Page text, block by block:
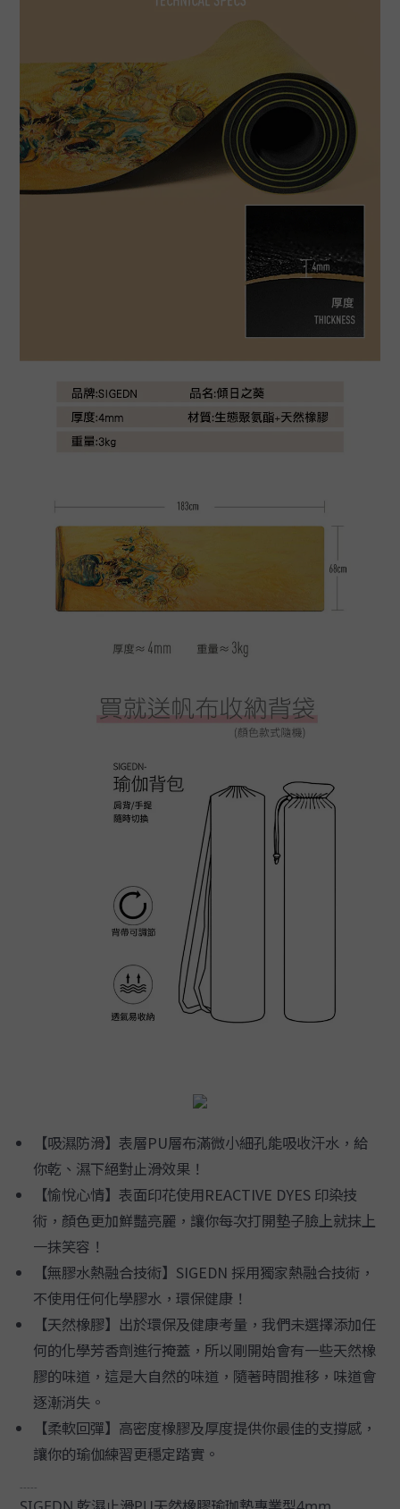
【吸濕防滑】表層PU層布滿微小細孔能吸收汗水，給
你乾、濕下絕對止滑效果！
【愉悅心情】表面印花使用REACTIVE DYES 印染技
術，顏色更加鮮豔亮麗，讓你每次打開墊子臉上就抹上
一抹笑容！
【無膠水熱融合技術】SIGEDN 採用獨家熱融合技術，
不使用任何化學膠水，環保健康！
【天然橡膠】出於環保及健康考量，我們未選擇添加任
何的化學芳香劑進行掩蓋，所以剛開始會有一些天然橡
膠的味道，這是大自然的味道，隨著時間推移，味道會
逐漸消失。
【柔軟回彈】高密度橡膠及厚度提供你最佳的支撐感，
讓你的瑜伽練習更穩定踏實。
-----